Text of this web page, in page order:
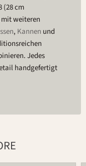
(28 cm
weiteren
, Kannen und
Jedes
handgefertigt